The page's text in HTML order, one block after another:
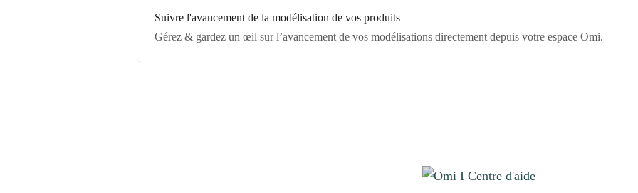
Suivre l'avancement de la modélisation de vos produits
Gérez & gardez un œil sur l’avancement de vos modélisations directement depuis votre espace Omi.